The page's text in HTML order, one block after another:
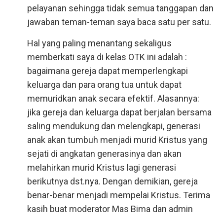
pelayanan sehingga tidak semua tanggapan dan
jawaban teman-teman saya baca satu per satu.
Hal yang paling menantang sekaligus
memberkati saya di kelas OTK ini adalah :
bagaimana gereja dapat memperlengkapi
keluarga dan para orang tua untuk dapat
memuridkan anak secara efektif. Alasannya:
jika gereja dan keluarga dapat berjalan bersama
saling mendukung dan melengkapi, generasi
anak akan tumbuh menjadi murid Kristus yang
sejati di angkatan generasinya dan akan
melahirkan murid Kristus lagi generasi
berikutnya dst.nya. Dengan demikian, gereja
benar-benar menjadi mempelai Kristus. Terima
kasih buat moderator Mas Bima dan admin